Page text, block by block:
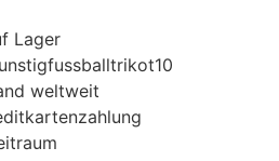
Lager
weltweit